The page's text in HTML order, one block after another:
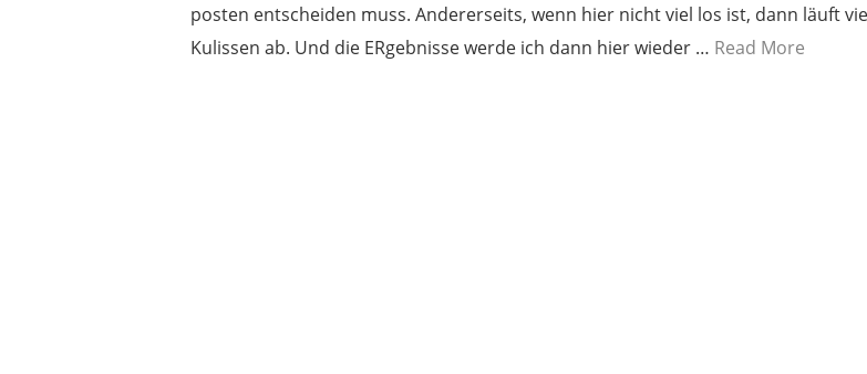
posten entscheiden muss. Andererseits, wenn hier nicht viel los ist, dann läuft
Kulissen ab. Und die ERgebnisse werde ich dann hier wieder … Read More